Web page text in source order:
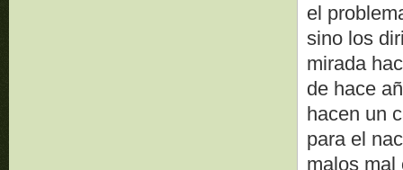
el
sino los
mirada
de hace
hacen un
para el
malos mal